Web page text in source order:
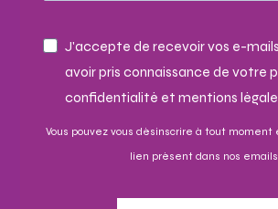
J'accepte de recevoir vos e-
avoir pris connaissance de votre
confidentialité et mentions
Vous pouvez vous désinscrire à tout moment
lien présent dans nos